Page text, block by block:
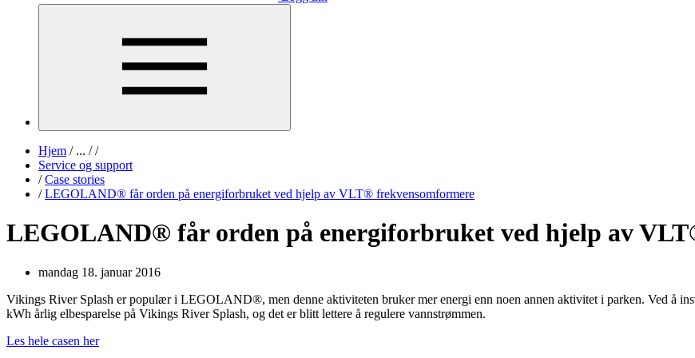
Hjem /... / /
Service og support
/ Case stories
/ LEGOLAND® får orden på energiforbruket ved hjelp av VLT® frekvensomformere
LEGOLAND® får orden på energiforbruket ved hjelp av
mandag 18. januar 2016
Vikings River Splash er populær i LEGOLAND®, men denne aktiviteten bruker mer energi enn noen annen aktivitet i parken. Ved å
kWh årlig elbesparelse på Vikings River Splash, og det er blitt lettere å regulere vannstrømmen.
Les hele casen her